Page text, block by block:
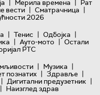
| Мерила времена | Рат
вести | Сматрачница |
2026
| Тенис | Одбојка |
| Ауто-мото | Остали
РТС
| Музика |
познатих | Здравље |
| Дигитални предузетник |
| Наизглед здрав